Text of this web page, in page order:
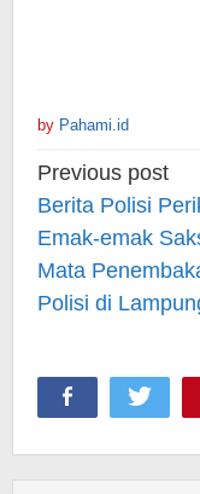
by Pahami.id
Post
navigation
Previous post
Berita Polisi
Emak-emak
Mata
Polisi di